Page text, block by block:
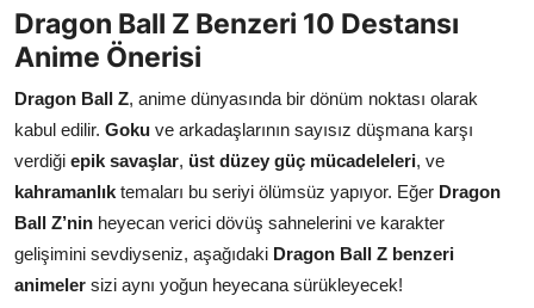
Dragon Ball Z Benzeri 10 Destansı
Anime Önerisi
Dragon Ball Z, anime dünyasında bir dönüm noktası olarak
kabul edilir. Goku ve arkadaşlarının sayısız düşmana karşı
verdiği epik savaşlar, üst düzey güç mücadeleleri, ve
kahramanlık temaları bu seriyi ölümsüz yapıyor. Eğer Dragon
Ball Z’nin heyecan verici dövüş sahnelerini ve karakter
gelişimini sevdiyseniz, aşağıdaki Dragon Ball Z benzeri
animeler sizi aynı yoğun heyecana sürükleyecek!